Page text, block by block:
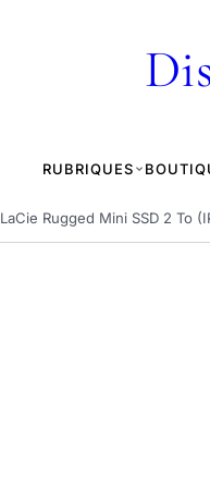
RUBRIQUES
LaCie Rugged Mini SSD 2 To